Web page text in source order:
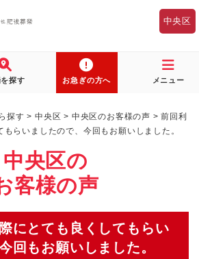
中央区
探す お急ぎの方へ メニュー
探す >中央区 > 中央区のお客様の声 >前回利
らいましたので、今回もお願いしました。
中央区の
客様の声
にとても良くしてもらい
回もお願いしました。